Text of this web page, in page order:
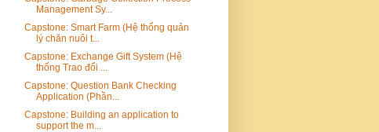
Management Sy...
Capstone: Smart Farm (Hệ thống quản
lý chăn nuôi t...
Capstone: Exchange Gift System (Hệ
thống Trao đổi ...
Capstone: Question Bank Checking
Application (Phần...
Capstone: Building an application to
support the m...